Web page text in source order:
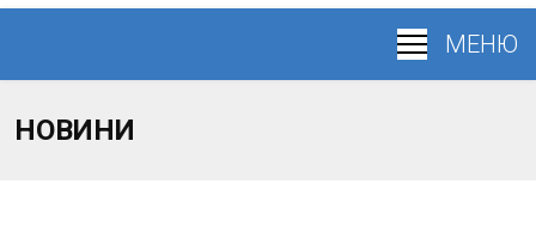
НОВИНИ